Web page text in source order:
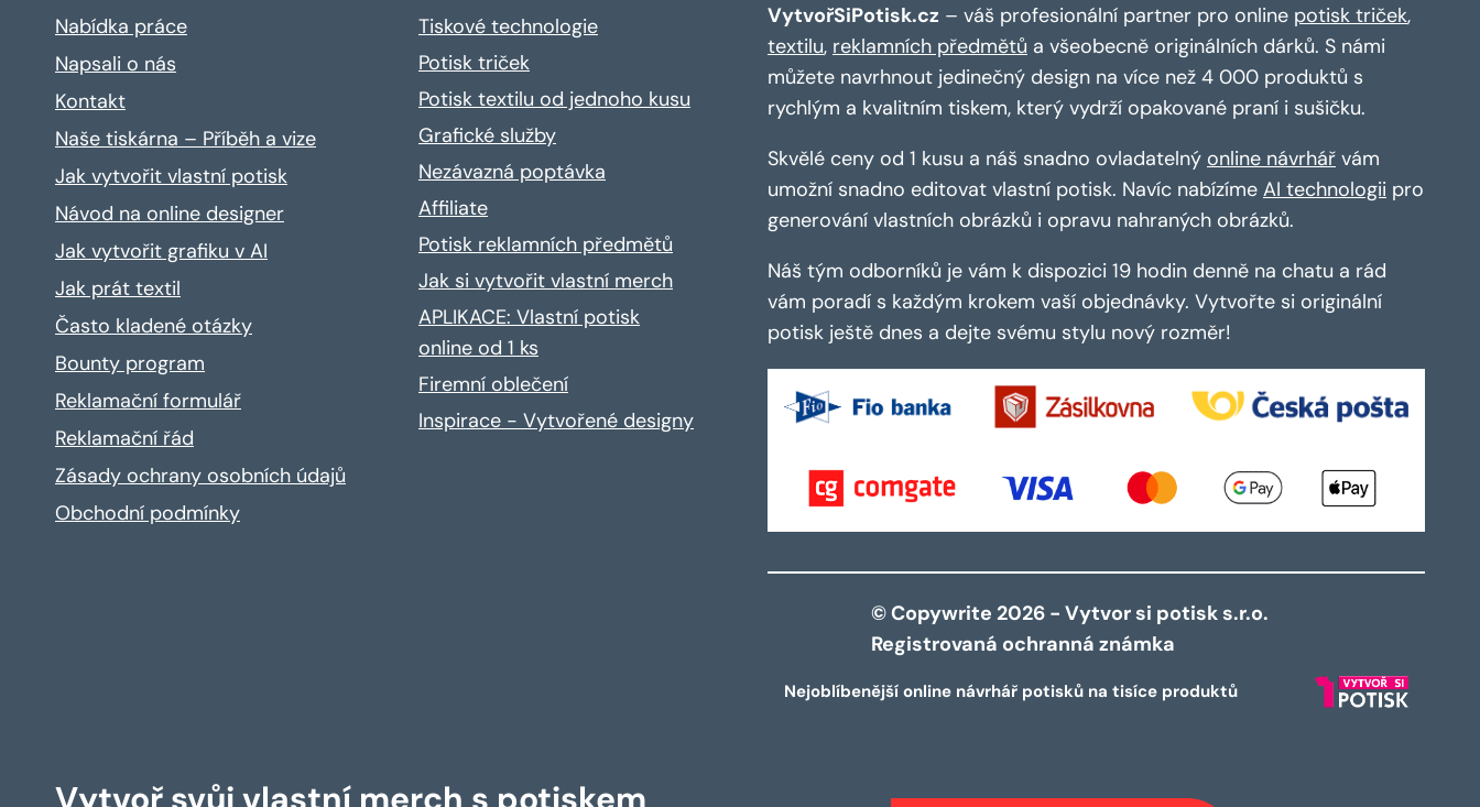
Nabídka práce
Napsali o nás
Kontakt
Naše tiskárna – Příběh a vize
Jak vytvořit vlastní potisk
Návod na online designer
Jak vytvořit grafiku v AI
Jak prát textil
Často kladené otázky
Bounty program
Reklamační formulář
Reklamační řád
Zásady ochrany osobních údajů
Obchodní podmínky
Tiskové technologie
Potisk triček
Potisk textilu od jednoho kusu
Grafické služby
Nezávazná poptávka
Affiliate
Potisk reklamních předmětů
Jak si vytvořit vlastní merch
APLIKACE: Vlastní potisk
online od 1 ks
Firemní oblečení
Inspirace - Vytvořené designy
VytvořSiPotisk.cz – váš profesionální partner pro online potisk triček,
textilu, reklamních předmětů a všeobecně originálních dárků. S námi
můžete navrhnout jedinečný design na více než 4 000 produktů s
rychlým a kvalitním tiskem, který vydrží opakované praní i sušičku.
Skvělé ceny od 1 kusu a náš snadno ovladatelný online návrhář vám
umožní snadno editovat vlastní potisk. Navíc nabízíme AI technologii pro
generování vlastních obrázků i opravu nahraných obrázků.
Náš tým odborníků je vám k dispozici 19 hodin denně na chatu a rád
vám poradí s každým krokem vaší objednávky. Vytvořte si originální
potisk ještě dnes a dejte svému stylu nový rozměr!
© Copywrite 2026 - Vytvor si potisk s.r.o.
Registrovaná ochranná známka
Nejoblíbenější online návrhář potisků na tisíce produktů